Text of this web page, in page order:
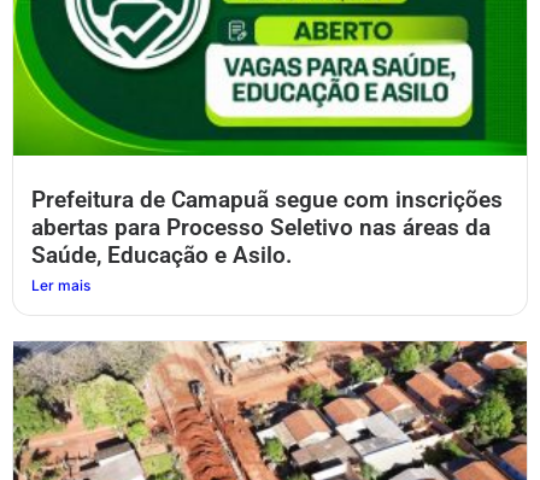
Prefeitura de Camapuã segue com inscrições
abertas para Processo Seletivo nas áreas da
Saúde, Educação e Asilo.
Ler mais